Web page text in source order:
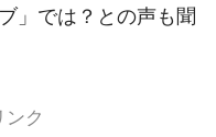
」では？との声も聞
ンク